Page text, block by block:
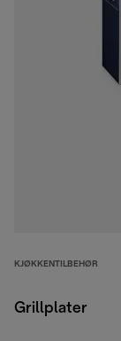
KJØKKENTILBEHØR
Grillplater